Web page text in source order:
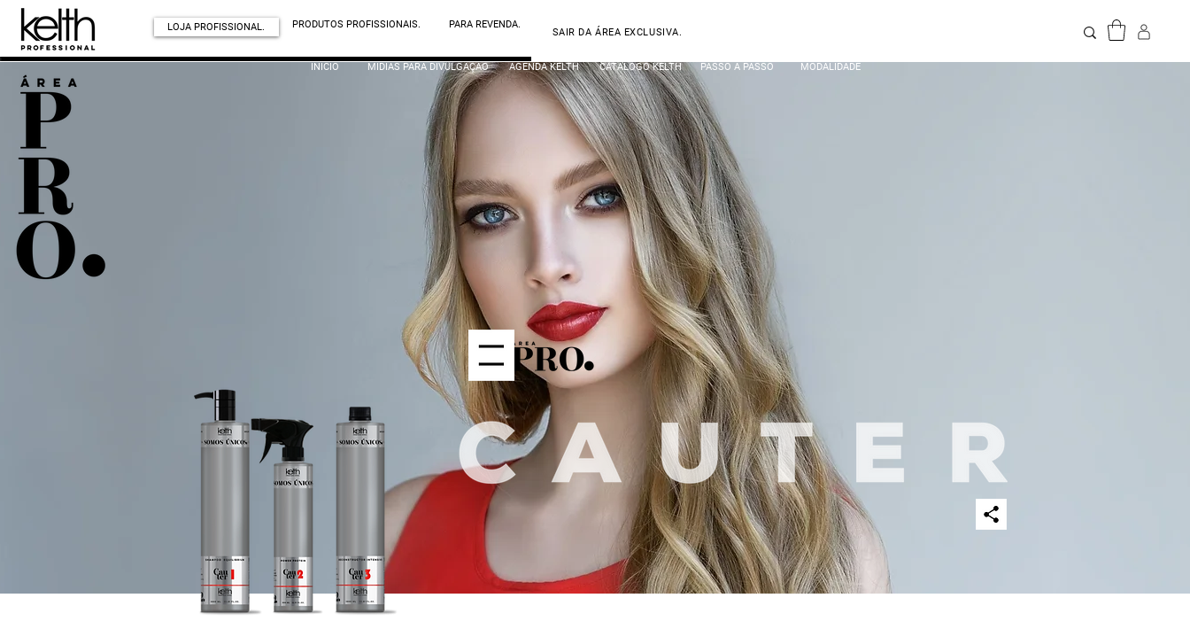
INÍCIO MÍDIAS PARA DIVULGAÇÃO AGENDA KELTH CATÁLOGO KELTH PASSO A PASSO MODALIDADE
LOJA PROFISSIONAL. PRODUTOS PROFISSIONAIS. PARA REVENDA.
SAIR DA ÁREA EXCLUSIVA.